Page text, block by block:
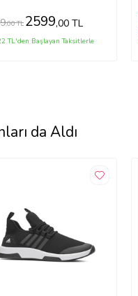
,00 TL 2599,00 TL
TL'den Başlayan Taksitlerle
da Aldı